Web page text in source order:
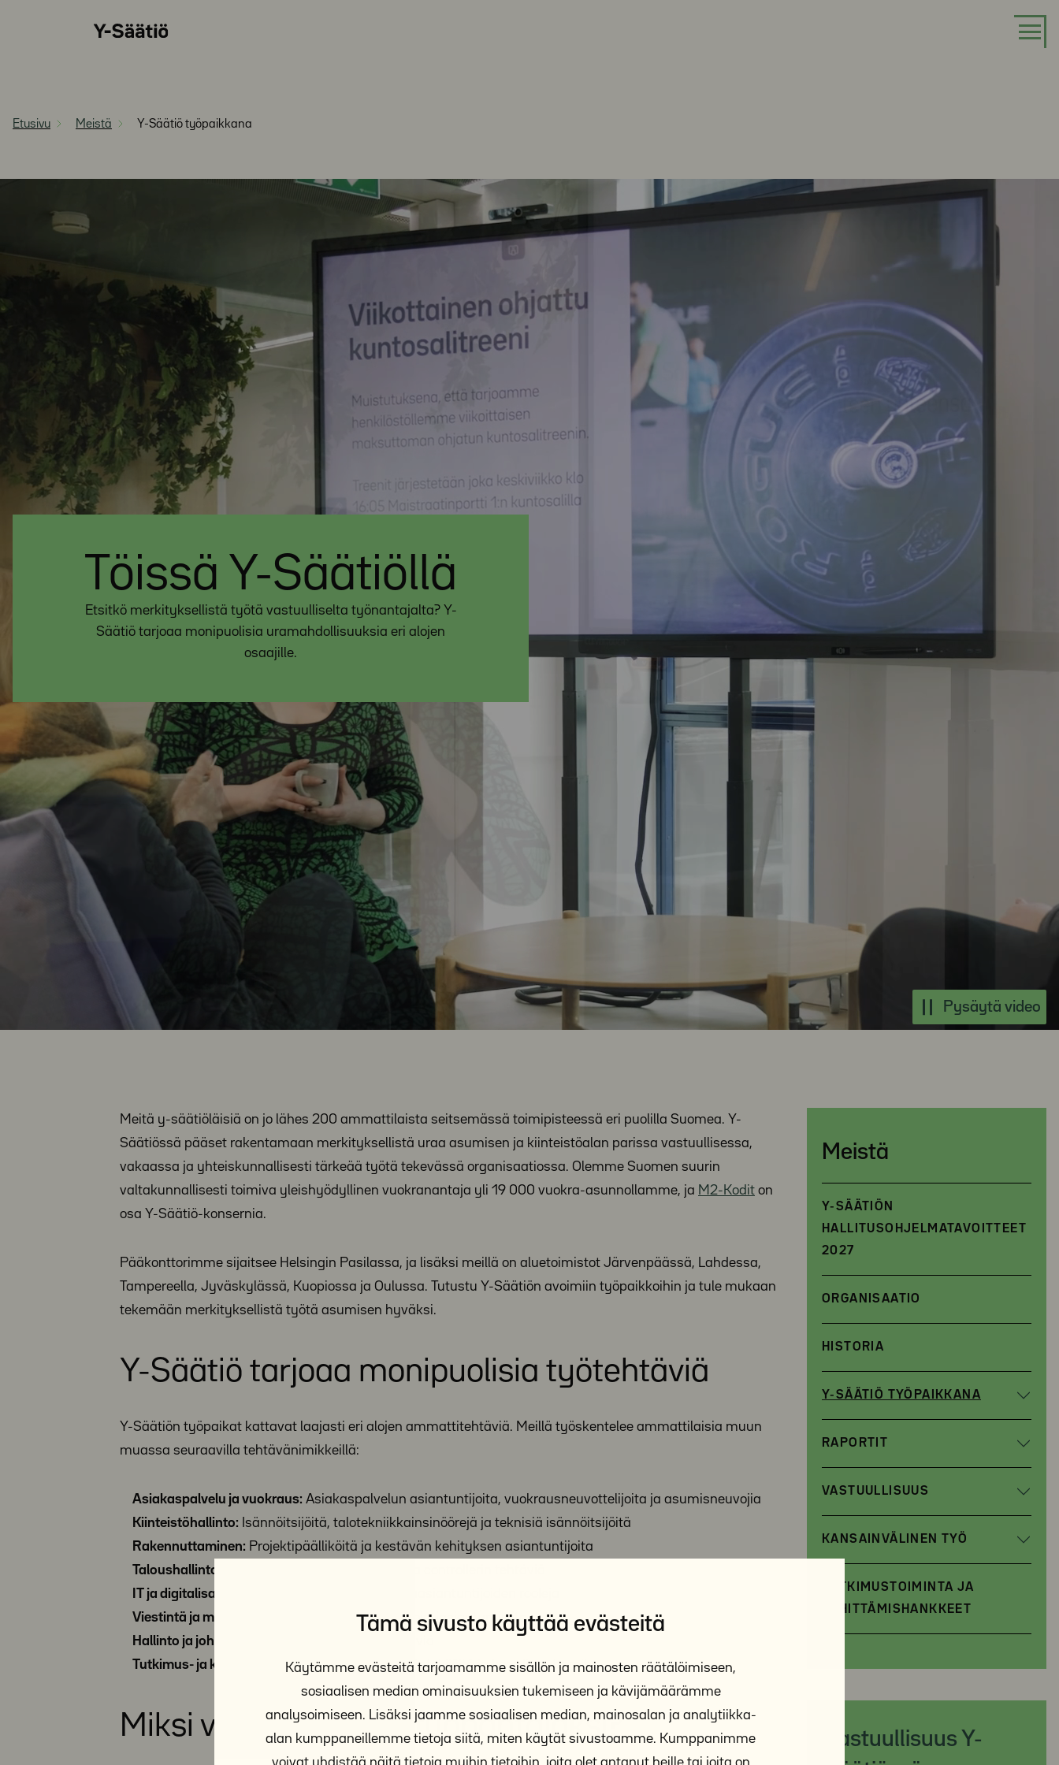
Tämä sivusto käyttää evästeitä
Käytämme evästeitä tarjoamamme sisällön ja mainosten räätälöimiseen,
sosiaalisen median ominaisuuksien tukemiseen ja kävijämäärämme
analysoimiseen. Lisäksi jaamme sosiaalisen median, mainosalan ja analytiikka-
alan kumppaneillemme tietoja siitä, miten käytät sivustoamme. Kumppanimme
Etusivu Meistä Y-Säätiö työpaikkana
Pysäytä video
Töissä Y-Säätiöllä
Etsitkö merkityksellistä työtä vastuulliselta työnantajalta? Y-
Säätiö tarjoaa monipuolisia uramahdollisuuksia eri alojen
osaajille.
Meitä y-säätiöläisiä on jo lähes 200 ammattilaista seitsemässä toimipisteessä eri puolilla Suomea. Y-
Säätiössä pääset rakentamaan merkityksellistä uraa asumisen ja kiinteistöalan parissa vastuullisessa,
vakaassa ja yhteiskunnallisesti tärkeää työtä tekevässä organisaatiossa. Olemme Suomen suurin
valtakunnallisesti toimiva yleishyödyllinen vuokranantaja yli 19 000 vuokra-asunnollamme, ja M2-Kodit on
osa Y-Säätiö-konsernia.
Pääkonttorimme sijaitsee Helsingin Pasilassa, ja lisäksi meillä on aluetoimistot Järvenpäässä, Lahdessa,
Tampereella, Jyväskylässä, Kuopiossa ja Oulussa. Tutustu Y-Säätiön avoimiin työpaikkoihin ja tule mukaan
tekemään merkityksellistä työtä asumisen hyväksi.
Y-Säätiö tarjoaa monipuolisia työtehtäviä
Y-Säätiön työpaikat kattavat laajasti eri alojen ammattitehtäviä. Meillä työskentelee ammattilaisia muun
muassa seuraavilla tehtävänimikkeillä:
Asiakaspalvelu ja vuokraus: Asiakaspalvelun asiantuntijoita, vuokrausneuvottelijoita ja asumisneuvojia
Kiinteistöhallinto: Isännöitsijöitä, talotekniikkainsinöörejä ja teknisiä isännöitsijöitä
Rakennuttaminen: Projektipäälliköitä ja kestävän kehityksen asiantuntijoita
Taloushallinto:
IT ja digitalisaatio:
Viestintä ja markkinointi:
Viestintä- ja markkinointiasiantuntijoita
Hallinto ja johto:
Tutkimus- ja kehittämistyö:tutkijoita, hanketyöntekijöitä ja koordinaattoreita
Miksi valita Y-Säätiö työnantajaksi?
Meistä
Y-SÄÄTIÖN
HALLITUSOHJELMATAVOITTEET
2027
ORGANISAATIO
HISTORIA
Y-SÄÄTIÖ TYÖPAIKKANA
RAPORTIT
VASTUULLISUUS
KANSAINVÄLINEN TYÖ
TUTKIMUSTOIMINTA JA
KEHITTÄMISHANKKEET
Vastuullisuus Y-